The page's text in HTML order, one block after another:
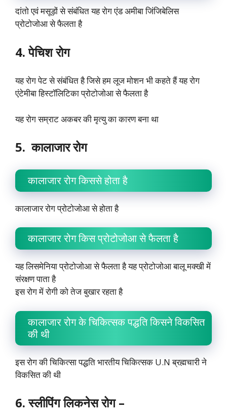
दांतो एवं मसूड़ों से संबंधित यह रोग एंड अमीबा जिंजिबेलिस
प्रोटोजोआ से फैलता है
4. पेचिश रोग
यह रोग पेट से संबंधित है जिसे हम लूज मोशन भी कहते हैं यह रोग
एंटेमीबा हिस्टॉलिटिका प्रोटोजोआ से फैलता है
यह रोग सम्राट अकबर की मृत्यु का कारण बना था
5. कालाजार रोग
कालाजार रोग किससे होता है
कालाजार रोग प्रोटोजोआ से होता है
कालाजार रोग किस प्रोटोजोआ से फैलता है
यह लिसमेनिया प्रोटोजोआ से फैलता है यह प्रोटोजोआ बालू मक्खी में
संरक्षण पाता है
इस रोग में रोगी को तेज बुखार रहता है
कालाजार रोग के चिकित्सक पद्धति किसने विकसित
की थी
इस रोग की चिकित्सा पद्धति भारतीय चिकित्सक U.N ब्रह्मचारी ने
विकसित की थी
6. स्लीपिंग लिकनेस रोग –